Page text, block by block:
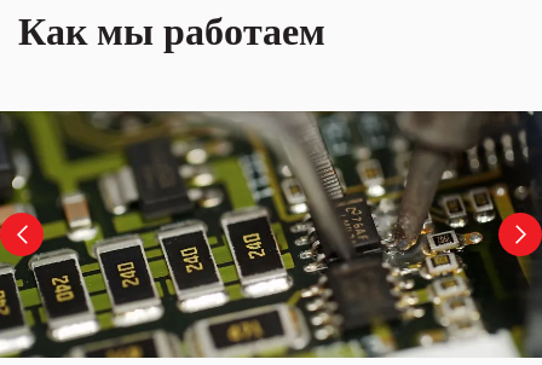
Как мы работаем